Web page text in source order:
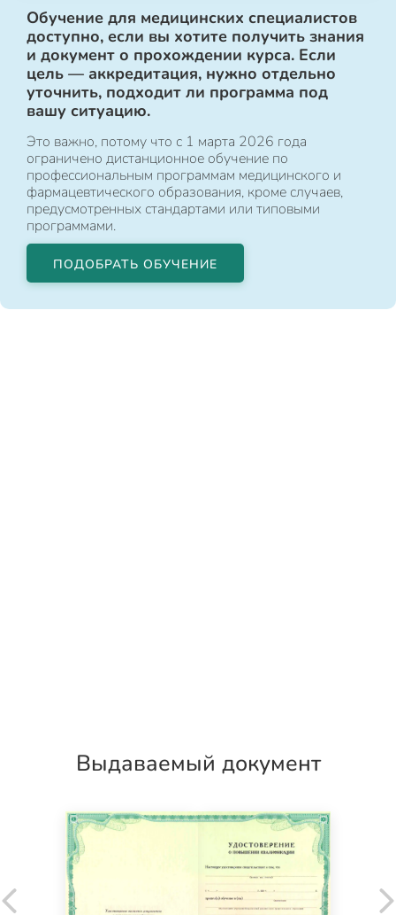
Обучение для медицинских специалистов
доступно, если вы хотите получить знания
и документ о прохождении курса. Если
цель — аккредитация, нужно отдельно
уточнить, подходит ли программа под
вашу ситуацию.
Это важно, потому что с 1 марта 2026 года
ограничено дистанционное обучение по
профессиональным программам медицинского и
фармацевтического образования, кроме случаев,
предусмотренных стандартами или типовыми
программами.
ПОДОБРАТЬ ОБУЧЕНИЕ
Выдаваемый документ